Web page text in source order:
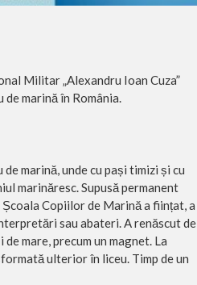
Militar „Alexandru Ioan Cuza”
marină în România.
marină, unde cu pași timizi și cu
marinăresc. Supusă permanent
Copiilor de Marină a ființat, a
sau abateri. A renăscut de
mare, precum un magnet. La
ulterior în liceu. Timp de un